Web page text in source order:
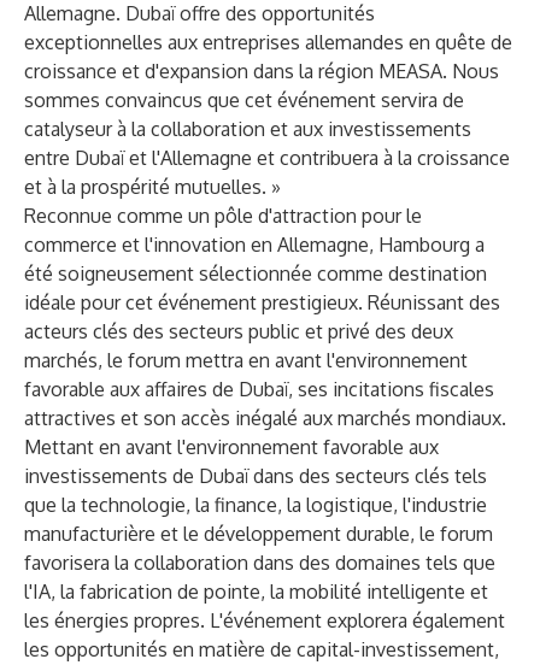
Allemagne. Dubaï offre des opportunités
exceptionnelles aux entreprises allemandes en quête de
croissance et d'expansion dans la région MEASA. Nous
sommes convaincus que cet événement servira de
catalyseur à la collaboration et aux investissements
entre Dubaï et l'Allemagne et contribuera à la croissance
et à la prospérité mutuelles. »
Reconnue comme un pôle d'attraction pour le
commerce et l'innovation en Allemagne, Hambourg a
été soigneusement sélectionnée comme destination
idéale pour cet événement prestigieux. Réunissant des
acteurs clés des secteurs public et privé des deux
marchés, le forum mettra en avant l'environnement
favorable aux affaires de Dubaï, ses incitations fiscales
attractives et son accès inégalé aux marchés mondiaux.
Mettant en avant l'environnement favorable aux
investissements de Dubaï dans des secteurs clés tels
que la technologie, la finance, la logistique, l'industrie
manufacturière et le développement durable, le forum
favorisera la collaboration dans des domaines tels que
l'IA, la fabrication de pointe, la mobilité intelligente et
les énergies propres. L'événement explorera également
les opportunités en matière de capital-investissement,